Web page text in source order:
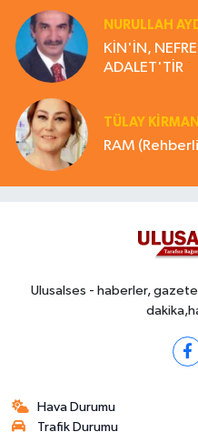
NURULLAH
KİN'İN,
ADALET'TİR
TÜLAY KİRMAN
Ulusalses - haberler,
Hava Durumu
Trafik Durumu